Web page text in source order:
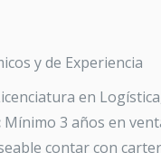
y de Experiencia
en
Mínimo 3 años en
contar con